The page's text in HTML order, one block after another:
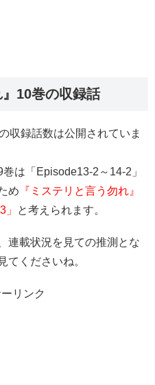
』10巻の収録話
収録話数は公開されていま
は「Episode13-2～14-2」
め 『ミステリと言う勿れ』
と考えられます。
連載状況を見ての推測とな
てくださいね。
リンク